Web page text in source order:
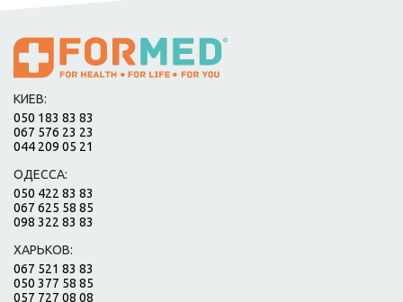
КИЕВ:
050 183 83 83
067 576 23 23
044 209 05 21
ОДЕССА:
050 422 83 83
067 625 58 85
098 322 83 83
ХАРЬКОВ:
067 521 83 83
050 377 58 85
057 727 08 08